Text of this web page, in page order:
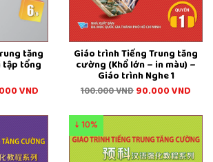
tăng
tập tổng
VND
Giáo trình Tiếng Trung tăng
cường (Khổ lớn – in màu) –
Giáo trình Nghe 1
100.000VND90.000VND
↓ 10%